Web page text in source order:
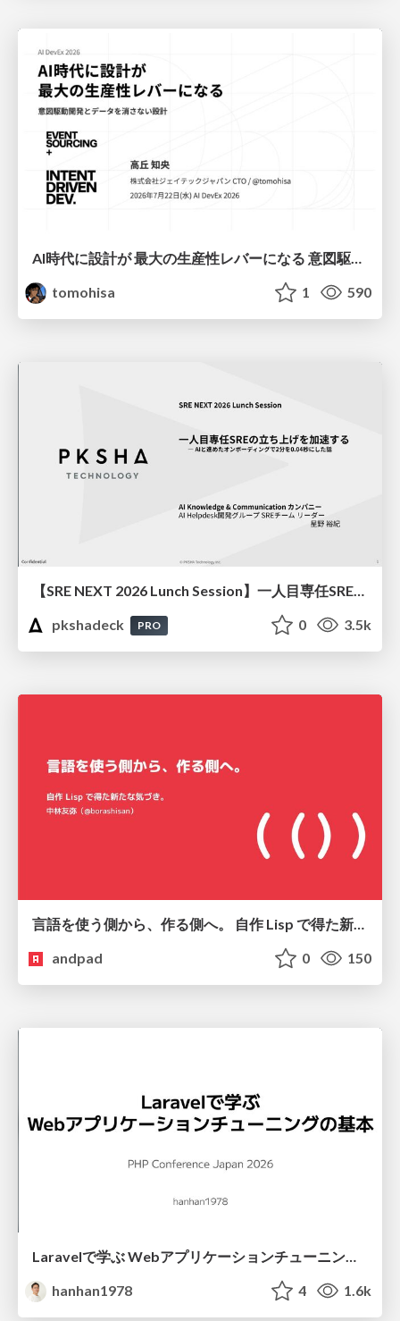
AI時代に設計が 最大の生産性レバーになる 意図駆動開発とデータを消さない設計｜Don't Delete Your Data or Your Intent — Design as the Deepest Lever in the AI Era
tomohisa
1 590
【SRE NEXT 2026 Lunch Session】一人目専任SREの立ち上げを加速する ― AIと進めたオンボーディングで2分を0.04秒にした話
pkshadeck
PRO 0 3.5k
andpad
0 150
Laravelで学ぶ Webアプリケーションチューニング入門/web_application_tuning_101
hanhan1978
4 1.6k